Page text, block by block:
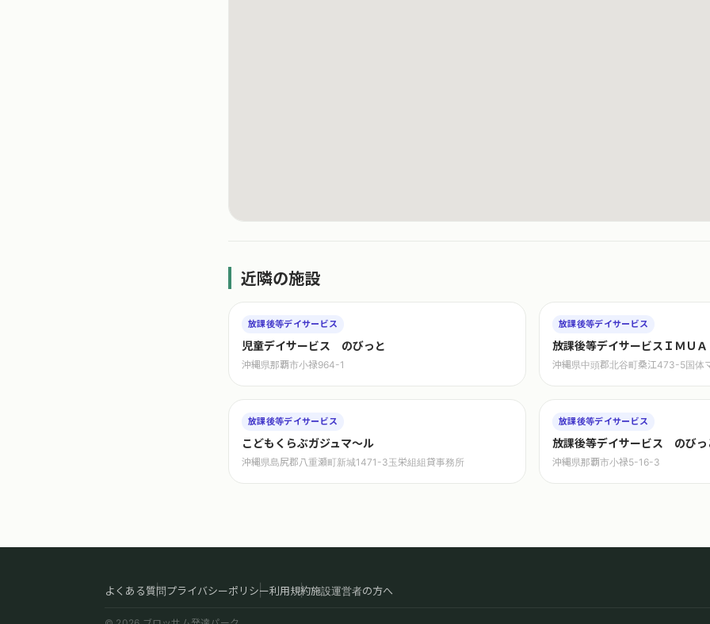
近隣の施設
放課後等デイサービス
児童デイサービス のびっと
沖縄県那覇市小禄964-1
放課後等デイサービス
放課後等デイサービスＩＭＵＡ
沖縄県中頭郡北谷町桑江473-5国体
放課後等デイサービス
こどもくらぶガジュマ〜ル
沖縄県島尻郡八重瀬町新城1471-3玉栄組組貸事務所
放課後等デイサービス
放課後等デイサービス のび
沖縄県那覇市小禄5-16-3
よくある質問プライバシーポリシー利用規約施設運営者の方へ